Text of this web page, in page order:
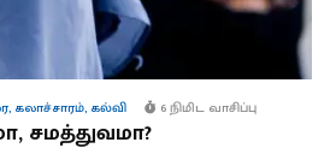
, கலாச்சாரம், கல்வி 6 நிமிட வாசிப்பு
சமத்துவமா?